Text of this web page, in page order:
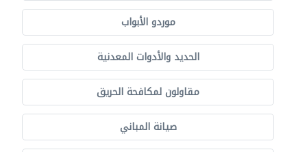
موردو الأبواب
الحديد والأدوات المعدنية
مقاولون لمكافحة الحريق
صيانة المباني